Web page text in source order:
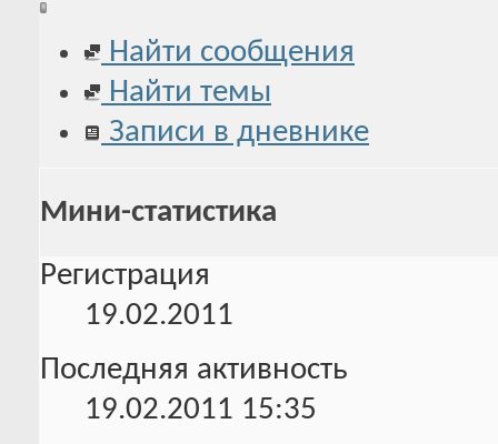
Найти сообщения
Найти темы
Записи в дневнике
Мини-статистика
Регистрация
19.02.2011
Последняя активность
19.02.2011 15:35